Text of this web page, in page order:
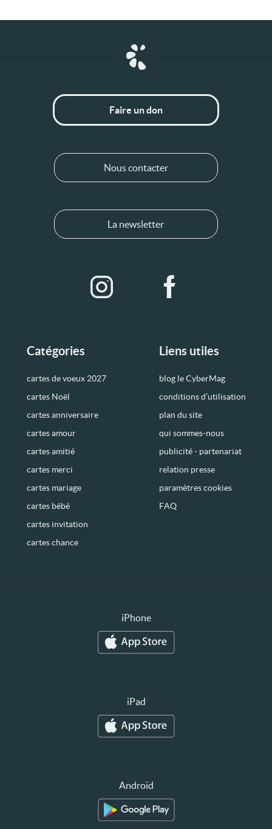
Catégories
cartes de voeux 2027
cartes Noël
cartes anniversaire
cartes amour
cartes amitié
cartes merci
cartes mariage
cartes bébé
cartes invitation
cartes chance
Liens utiles
blog le CyberMag
conditions d’utilisation
plan du site
qui sommes-nous
publicité - partenariat
relation presse
paramètres cookies
FAQ
Faire un don
Nous contacter
La newsletter
iPhone
iPad
Android